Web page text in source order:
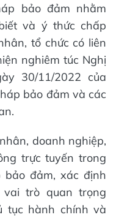
bảo đảm nhằm
và ý thức chấp
tổ chức có liên
nghiêm túc Nghị
30/11/2022 của
bảo đảm và các
doanh nghiệp,
trực tuyến trong
đảm, xác định
trò quan trọng
tục hành chính và